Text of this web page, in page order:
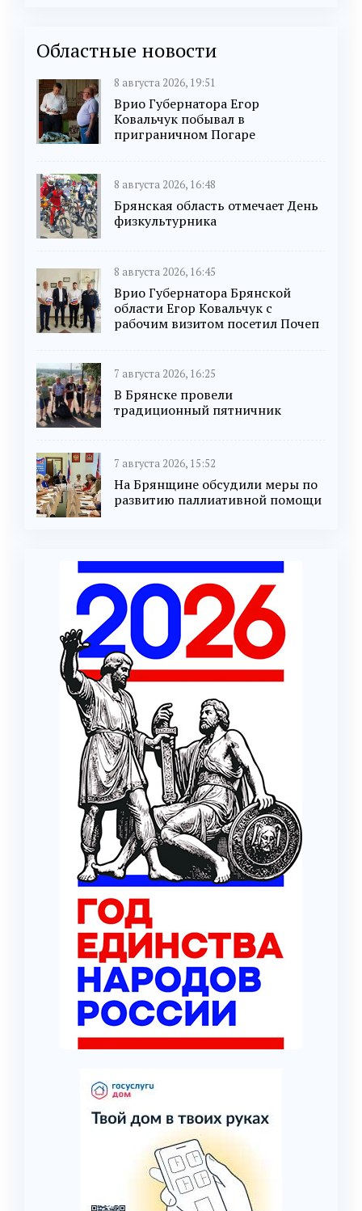
Областные новости
8 августа 2026, 19:51
Врио Губернатора Егор
Ковальчук побывал в
приграничном Погаре
8 августа 2026, 16:48
Брянская область отмечает День
физкультурника
8 августа 2026, 16:45
Врио Губернатора Брянской
области Егор Ковальчук с
рабочим визитом посетил Почеп
7 августа 2026, 16:25
В Брянске провели
традиционный пятничник
7 августа 2026, 15:52
На Брянщине обсудили меры по
развитию паллиативной помощи